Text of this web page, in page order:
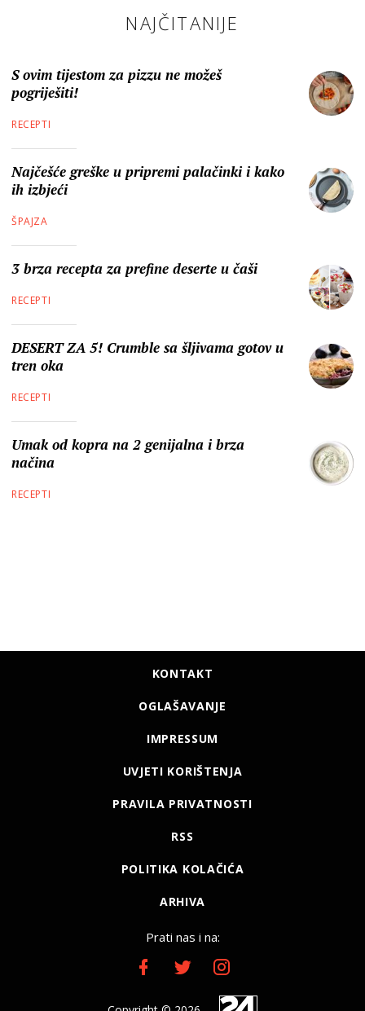
NAJČITANIJE
S ovim tijestom za pizzu ne možeš
pogriješiti!
RECEPTI
Najčešće greške u pripremi palačinki i kako
ih izbjeći
ŠPAJZA
3 brza recepta za prefine deserte u čaši
RECEPTI
DESERT ZA 5! Crumble sa šljivama gotov u
tren oka
RECEPTI
Umak od kopra na 2 genijalna i brza
načina
RECEPTI
KONTAKT
OGLAŠAVANJE
IMPRESSUM
UVJETI KORIŠTENJA
PRAVILA PRIVATNOSTI
RSS
POLITIKA KOLAČIĆA
ARHIVA
Prati nas i na: